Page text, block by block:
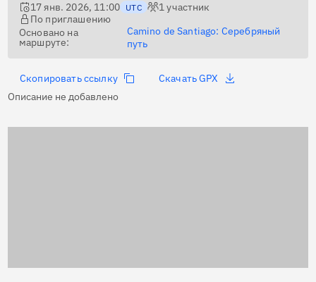
17 янв. 2026, 11:00 UTC 1участник
По приглашению
Основано на
маршруте:
Camino de Santiago: Серебряный
путь
Скопировать ссылку
Скачать GPX
Описание не добавлено